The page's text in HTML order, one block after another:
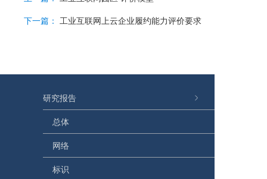
下一篇： 工业互联网上云企业履约能力评价要求
研究报告
总体
网络
标识